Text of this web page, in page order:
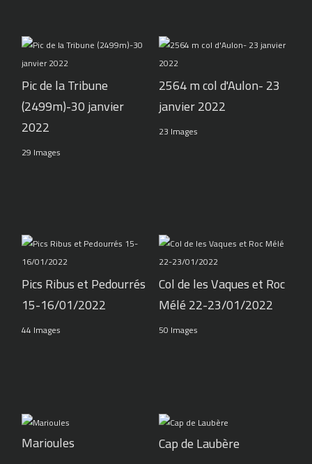
Pic de la Tribune
(2499m)-30 janvier
2022
29 Images
2564 m col d'Aulon- 23
janvier 2022
23 Images
Pics Ribus et Pedourrés
15-16/01/2022
44 Images
Col de les Vaques et Roc
Mélé 22-23/01/2022
50 Images
Marioules Cap de Laubère